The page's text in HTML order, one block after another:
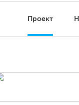
Проект